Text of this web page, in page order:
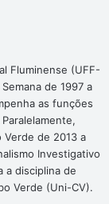
Fluminense (UFF-
de 1997 a
as funções
de 2013 a
Investigativo
a disciplina de
Verde (Uni-CV).